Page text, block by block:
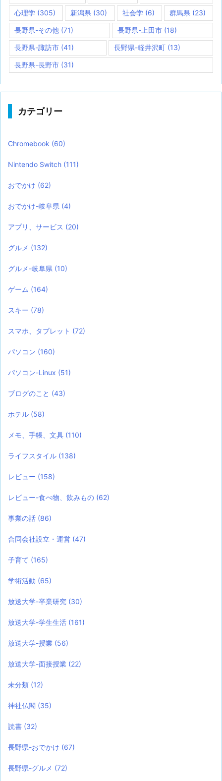
心理学 (305) 新潟県 (30) 社会学(6) 群馬県 (23)
長野県-その他 (71) 長野県-上田市(18)
長野県-諏訪市 (41) 長野県-軽井沢町 (13)
長野県-長野市 (31)
カテゴリー
Chromebook (60)
Nintendo Switch (111)
おでかけ (62)
おでかけ-岐阜県 (4)
アプリ、サービス (20)
グルメ (132)
グルメ-岐阜県 (10)
ゲーム (164)
スキー (78)
スマホ、タブレット (72)
パソコン (160)
パソコン-Linux (51)
ブログのこと (43)
ホテル (58)
メモ、手帳、文具 (110)
ライフスタイル (138)
レビュー (158)
レビュー-食べ物、飲みもの (62)
事業の話 (86)
合同会社設立・運営 (47)
子育て (165)
学術活動 (65)
放送大学-卒業研究 (30)
放送大学-学生生活 (161)
放送大学-授業 (56)
放送大学-面接授業 (22)
未分類 (12)
神社仏閣 (35)
読書 (32)
長野県-おでかけ (67)
長野県-グルメ (72)